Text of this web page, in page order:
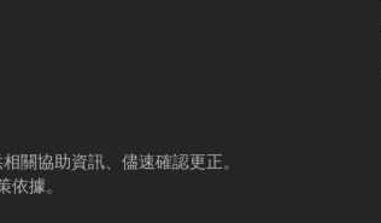
關協助資訊、儘速確認更正。
據。